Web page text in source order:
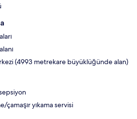
(4993 metrekare büyüklüğünde alan)
çamaşır yıkama servisi